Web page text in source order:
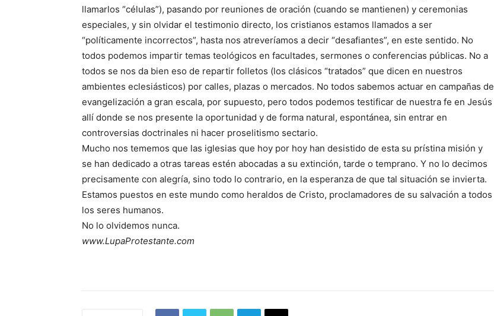
llamarlos “células”), pasando por reuniones de oración (cuando se mantienen) y ceremonias
especiales, y sin olvidar el testimonio directo, los cristianos estamos llamados a ser
“políticamente incorrectos”, hasta nos atreveríamos a decir “desafiantes”, en este sentido. No
todos podemos impartir temas teológicos en facultades, sermones o conferencias públicas. No a
todos se nos da bien eso de repartir folletos (los clásicos “tratados” que dicen en nuestros
ambientes eclesiásticos) por calles, plazas o mercados. No todos sabemos actuar en campañas de
evangelización a gran escala, por supuesto, pero todos podemos testificar de nuestra fe en Jesús
allí donde se nos presente la oportunidad y de forma natural, espontánea, sin entrar en
controversias doctrinales ni hacer proselitismo sectario.
Mucho nos tememos que las iglesias que hoy por hoy han desistido de esta su prístina misión y
se han dedicado a otras tareas estén abocadas a su extinción, tarde o temprano. Y no lo decimos
precisamente con alegría, sino todo lo contrario, en la esperanza de que tal situación se invierta.
Estamos puestos en este mundo como heraldos de Cristo, proclamadores de su salvación a todos
los seres humanos.
No lo olvidemos nunca.
www.LupaProtestante.com